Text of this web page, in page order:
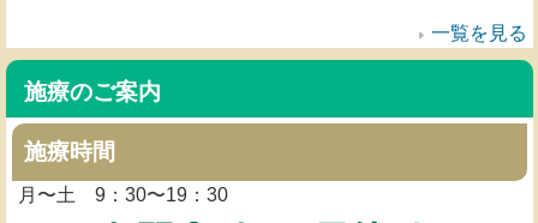
一覧を見る
施療のご案内
施療時間
月〜土 9：30〜19：30